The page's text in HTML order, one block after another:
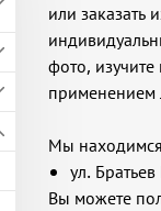
или заказать
фото,
применением
Мы
ул.
Вы можете